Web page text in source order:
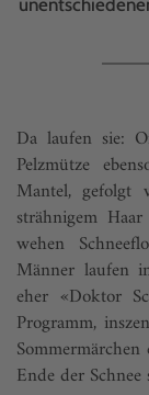
Da laufen sie:
Pelzmütze
Mantel, gefolgt
strähnigem
wehen
Männer laufen
eher «Doktor
Programm,
Ende der Schnee